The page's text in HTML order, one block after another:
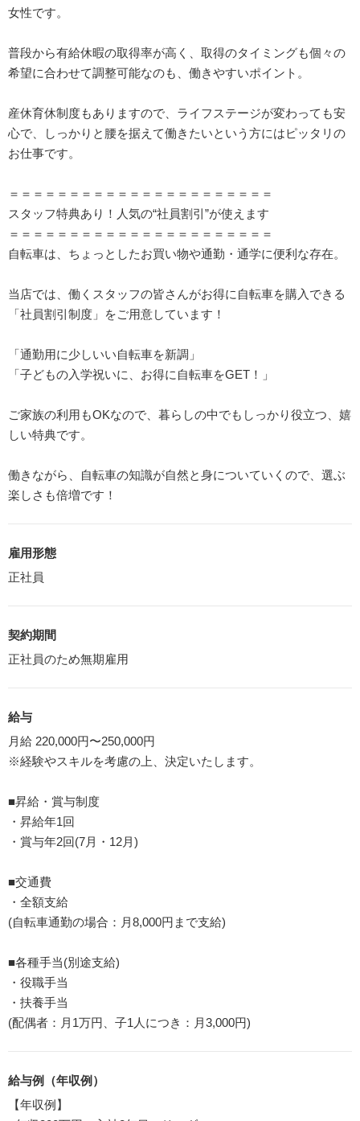
女性です。
普段から有給休暇の取得率が高く、取得のタイミングも個々の
希望に合わせて調整可能なのも、働きやすいポイント。
産休育休制度もありますので、ライフステージが変わっても安
心で、しっかりと腰を据えて働きたいという方にはピッタリの
お仕事です。
＝＝＝＝＝＝＝＝＝＝＝＝＝＝＝＝＝＝＝＝＝＝
スタッフ特典あり！人気の“社員割引”が使えます
＝＝＝＝＝＝＝＝＝＝＝＝＝＝＝＝＝＝＝＝＝＝
自転車は、ちょっとしたお買い物や通勤・通学に便利な存在。
当店では、働くスタッフの皆さんがお得に自転車を購入できる
「社員割引制度」をご用意しています！
「通勤用に少しいい自転車を新調」
「子どもの入学祝いに、お得に自転車をGET！」
ご家族の利用もOKなので、暮らしの中でもしっかり役立つ、嬉
しい特典です。
働きながら、自転車の知識が自然と身についていくので、選ぶ
楽しさも倍増です！
雇用形態
正社員
契約期間
正社員のため無期雇用
給与
月給 220,000円〜250,000円
※経験やスキルを考慮の上、決定いたします。
■昇給・賞与制度
・昇給年1回
・賞与年2回(7月・12月)
■交通費
・全額支給
(自転車通勤の場合：月8,000円まで支給)
■各種手当(別途支給)
・役職手当
・扶養手当
(配偶者：月1万円、子1人につき：月3,000円)
給与例（年収例）
【年収例】